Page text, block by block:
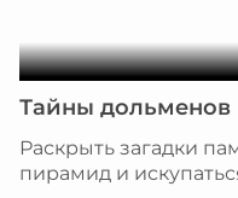
Тайны дольменов
Раскрыть загадки
пирамид и